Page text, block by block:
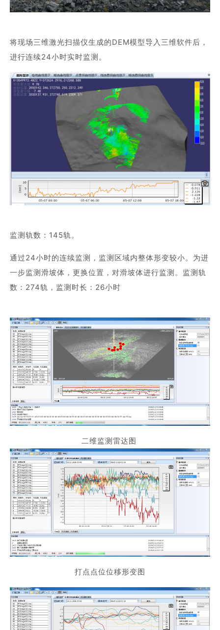
将现场三维激光扫描仪生成的DEM模型导入三维软件后，
进行连续24小时实时监测。
监测轨数：145轨。
通过24小时的连续监测，监测区域内整体形变较小。为进
一步监测滑坡体，更换位置，对滑坡体进行监测。监测轨
数：274轨，监测时长：26小时
二维监测雷达图
打点点位位移形变图